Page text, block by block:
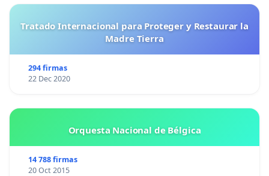
Tratado Internacional para Proteger y Restaurar la
Madre Tierra
294 firmas
22 Dec 2020
Orquesta Nacional de Bélgica
14 788 firmas
20 Oct 2015